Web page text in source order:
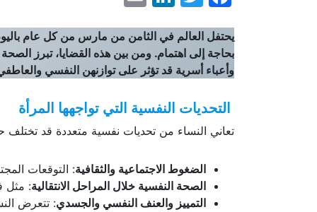
يحتفل العالم في الثامن من مارس من كل عام باليوم
بحاجة إلى اهتمام. ومن بين هذه القضايا، تبرز
وأعباء أسرية قد تؤثر على توازنهن النفسي
التحديات النفسية التي تواجهها المرأة
تعاني النساء من تحديات نفسية متعددة قد تختلف
الضغوط الاجتماعية والثقافية: التوقعات
الصحة النفسية خلال المراحل الانتقالية: مثل
التمييز والعنف النفسي والجسدي: تتعرض